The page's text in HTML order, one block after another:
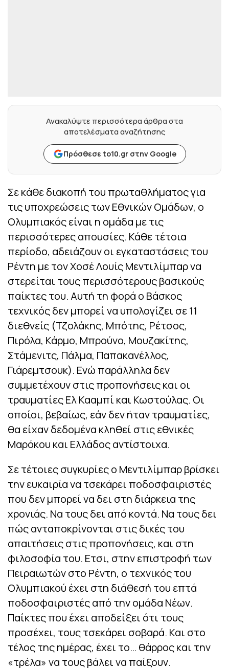
Ανακαλύψτε περισσότερα άρθρα στα
αποτελέσματα αναζήτησης
Πρόσθεσε to10.gr στην Google
Σε κάθε διακοπή του πρωταθλήματος για
τις υποχρεώσεις των Εθνικών Ομάδων, ο
Ολυμπιακός είναι η ομάδα με τις
περισσότερες απουσίες. Κάθε τέτοια
περίοδο, αδειάζουν οι εγκαταστάσεις του
Ρέντη με τον Χοσέ Λουίς Μεντιλίμπαρ να
στερείται τους περισσότερους βασικούς
παίκτες του. Αυτή τη φορά ο Βάσκος
τεχνικός δεν μπορεί να υπολογίζει σε 11
διεθνείς (Τζολάκης, Μπότης, Ρέτσος,
Πιρόλα, Κάρμο, Μπρούνο, Μουζακίτης,
Στάμενιτς, Πάλμα, Παπακανέλλος,
Γιάρεμτσουκ). Ενώ παράλληλα δεν
συμμετέχουν στις προπονήσεις και οι
τραυματίες Ελ Κααμπί και Κωστούλας. Οι
οποίοι, βεβαίως, εάν δεν ήταν τραυματίες,
θα είχαν δεδομένα κληθεί στις εθνικές
Μαρόκου και Ελλάδος αντίστοιχα.
Σε τέτοιες συγκυρίες ο Μεντιλίμπαρ βρίσκει
την ευκαιρία να τσεκάρει ποδοσφαιριστές
που δεν μπορεί να δει στη διάρκεια της
χρονιάς. Να τους δει από κοντά. Να τους δει
πώς ανταποκρίνονται στις δικές του
απαιτήσεις στις προπονήσεις, και στη
φιλοσοφία του. Ετσι, στην επιστροφή των
Πειραιωτών στο Ρέντη, ο τεχνικός του
Ολυμπιακού έχει στη διάθεσή του επτά
ποδοσφαιριστές από την ομάδα Νέων.
Παίκτες που έχει αποδείξει ότι τους
προσέχει, τους τσεκάρει σοβαρά. Και στο
τέλος της ημέρας, έχει το… θάρρος και την
«τρέλα» να τους βάλει να παίξουν.